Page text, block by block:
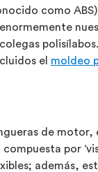
como
el moldeo
de
por
además,